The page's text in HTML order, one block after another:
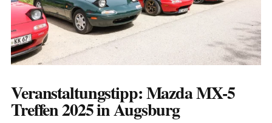
Veranstaltungstipp: Mazda MX-5
Treffen 2025 in Augsburg